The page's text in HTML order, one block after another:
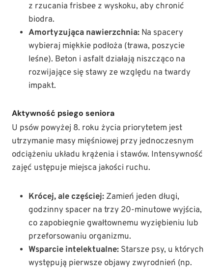
z rzucania frisbee z wyskoku, aby chronić
biodra.
Amortyzująca nawierzchnia: Na spacery
wybieraj miękkie podłoża (trawa, poszycie
leśne). Beton i asfalt działają niszcząco na
rozwijające się stawy ze względu na twardy
impakt.
Aktywność psiego seniora
U psów powyżej 8. roku życia priorytetem jest
utrzymanie masy mięśniowej przy jednoczesnym
odciążeniu układu krążenia i stawów. Intensywność
zajęć ustępuje miejsca jakości ruchu.
Krócej, ale częściej: Zamień jeden długi,
godzinny spacer na trzy 20-minutowe wyjścia,
co zapobiegnie gwałtownemu wyziębieniu lub
przeforsowaniu organizmu.
Wsparcie intelektualne: Starsze psy, u których
występują pierwsze objawy zwyrodnień (np.